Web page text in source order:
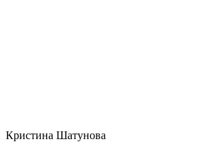
Кристина Шатунова